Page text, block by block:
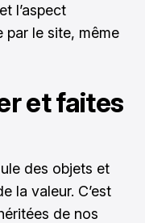
l’aspect
par le site, même
et faites
des objets et
la valeur. C’est
de nos